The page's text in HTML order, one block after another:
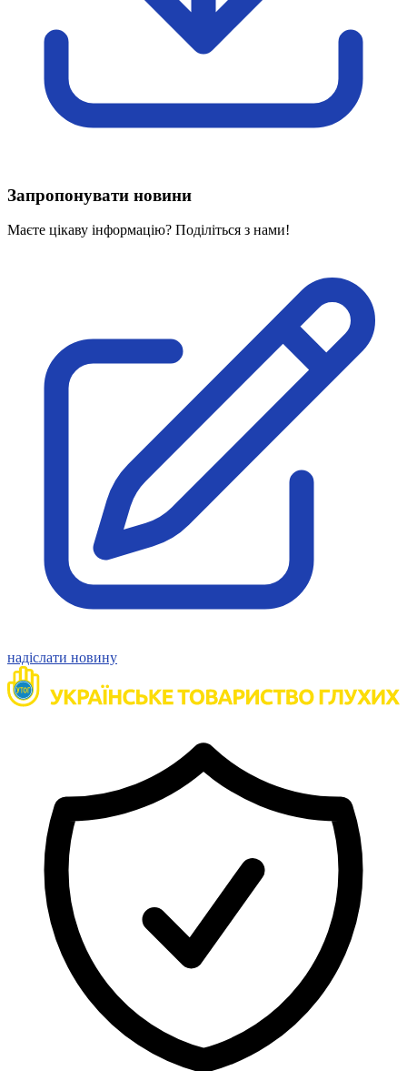
Харківська область
Херсонська область
Хмельницька область
Вивчаємо жестову мову
Дитяча сторінка
Новини про жестову мову
Проєкт "Жестова мова для поліцейських"
На допомогу військовим
Медична термінологія жестовою мовою
Нормативна база УТОГ
Конвенція ООН
Законодавство
Декларації
Документи ВФГ
Міжнародні документи
Запропонувати новини
Маєте цікаву інформацію? Поділіться з нами!
надіслати новину